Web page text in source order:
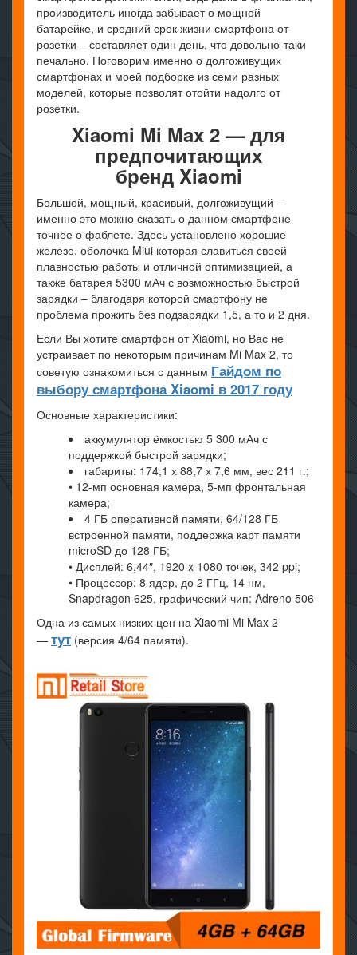
производитель иногда забывает о мощной
батарейке, и средний срок жизни смартфона от
розетки – составляет один день, что довольно-таки
печально. Поговорим именно о долгоживущих
смартфонах и моей подборке из семи разных
моделей, которые позволят отойти надолго от
розетки.
Xiaomi Mi Max 2 — для
предпочитающих
бренд Xiaomi
Большой, мощный, красивый, долгоживущий –
именно это можно сказать о данном смартфоне
точнее о фаблете. Здесь установлено хорошие
железо, оболочка Miui которая славиться своей
плавностью работы и отличной оптимизацией, а
также батарея 5300 мАч с возможностью быстрой
зарядки – благодаря которой смартфону не
проблема прожить без подзарядки 1,5, а то и 2 дня.
Если Вы хотите смартфон от Xiaomi, но Вас не
устраивает по некоторым причинам Mi Max 2, то
советую ознакомиться с данным Гайдом по
выбору смартфона Xiaomi в 2017 году
Основные характеристики:
аккумулятор ёмкостью 5 300 мАч с
поддержкой быстрой зарядки;
габариты: 174,1 х 88,7 х 7,6 мм, вес 211 г.;
• 12-мп основная камера, 5-мп фронтальная
камера;
4 ГБ оперативной памяти, 64/128 ГБ
встроенной памяти, поддержка карт памяти
microSD до 128 ГБ;
• Дисплей: 6,44″, 1920 x 1080 точек, 342 ppi;
• Процессор: 8 ядер, до 2 ГГц, 14 нм,
Snapdragon 625, графический чип: Adreno 506
Одна из самых низких цен на Xiaomi Mi Max 2
— тут (версия 4/64 памяти).